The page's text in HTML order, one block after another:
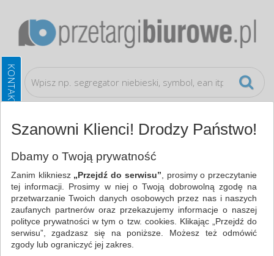
Ochrona indywidualna Oznakowanie firm
WSZYSTKIE KATEGORIE
NAJCHĘTNIEJ WYBIERANE
OCHRONA INDYWIDUALNA
Szanowni Klienci! Drodzy Państwo!
Dbamy o Twoją prywatność
Zanim klikniesz „Przejdź do serwisu” , prosimy o przeczytanie
tej informacji. Prosimy w niej o Twoją dobrowolną zgodę na
przetwarzanie Twoich danych osobowych przez nas i naszych
zaufanych partnerów oraz przekazujemy informacje o naszej
polityce prywatności w tym o tzw. cookies. Klikając „Przejdź do
serwisu”, zgadzasz się na poniższe. Możesz też odmówić
zgody lub ograniczyć jej zakres.